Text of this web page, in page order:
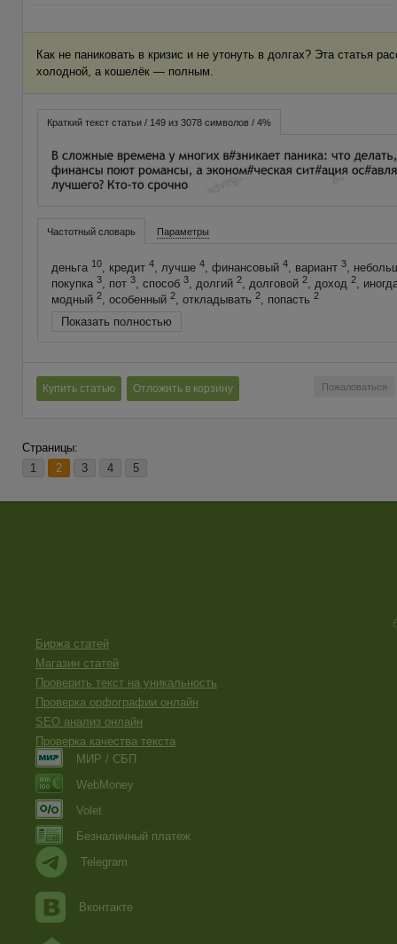
Как не паниковать в кризис и не утонуть в долгах? Эта статья
холодной, а кошелёк — полным.
Краткий текст статьи / 149 из 3078 символов / 4%
Частотный словарь Параметры
деньга 10, кредит 4, лучше 4, финансовый 4, вариант 3,
покупка 3, пот 3, способ 3, долгий 2, долговой 2, доход 2,
модный 2, особенный 2, откладывать 2, попасть 2
Показать полностью
Пожаловаться
Купить статью Отложить в корзину
Страницы:
1
2 3 4 5
Биржа статей
Магазин статей
Проверить текст на уникальность
Проверка орфографии онлайн
SEO анализ онлайн
Проверка качества текста
МИР / СБП
WebMoney
Volet
Безналичный платеж
Telegram
Вконтакте